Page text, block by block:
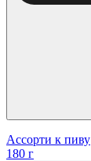
Ассорти к пиву
180 г